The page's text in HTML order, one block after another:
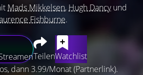
Mads Mikkelsen, Hugh Dancyund
Fishburne.
TeilenWatchlist
dann 3.99/Monat (Partnerlink).